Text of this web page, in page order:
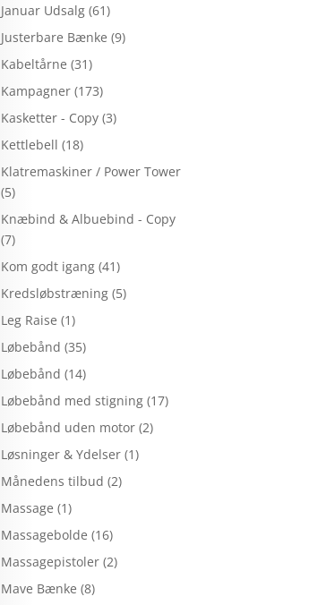
Januar Udsalg (61)
Justerbare Bænke (9)
Kabeltårne (31)
Kampagner (173)
Kasketter - Copy (3)
Kettlebell (18)
Klatremaskiner / Power Tower
(5)
Knæbind & Albuebind - Copy
(7)
Kom godt igang (41)
Kredsløbstræning (5)
Leg Raise (1)
Løbebånd (35)
Løbebånd (14)
Løbebånd med stigning (17)
Løbebånd uden motor (2)
Løsninger & Ydelser (1)
Månedens tilbud (2)
Massage (1)
Massagebolde (16)
Massagepistoler (2)
Mave Bænke (8)